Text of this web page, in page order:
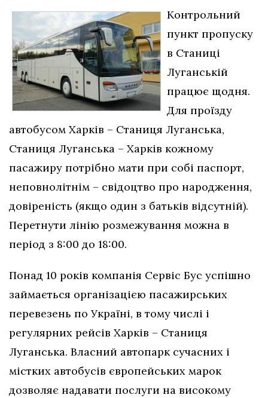
Контрольний
пункт пропуску
в Станиці
Луганській
працює щодня.
Для проїзду
автобусом Харків – Станиця Луганська,
Станиця Луганська – Харків кожному
пасажиру потрібно мати при собі паспорт,
неповнолітнім – свідоцтво про народження,
довіреність (якщо один з батьків відсутній).
Перетнути лінію розмежування можна в
період з 8:00 до 18:00.
Понад 10 років компанія Сервіс Бус успішно
займається організацією пасажирських
перевезень по Україні, в тому числі і
регулярних рейсів Харків – Станиця
Луганська. Власний автопарк сучасних і
містких автобусів європейських марок
дозволяє надавати послуги на високому